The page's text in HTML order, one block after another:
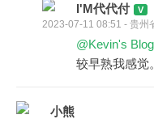
I'M代代付
2023-07-11 08:51 - 贵州
@Kevin's Blog
较早熟我感觉。
小熊